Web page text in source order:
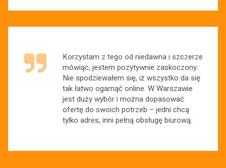
Korzystam z tego od niedawna i szczerze
mówiąc, jestem pozytywnie zaskoczony.
Nie spodziewałem się, iż wszystko da się
tak łatwo ogarnąć online. W Warszawie
jest duży wybór i można dopasować
ofertę do swoich potrzeb – jedni chcą
tylko adres, inni pełną obsługę biurową.